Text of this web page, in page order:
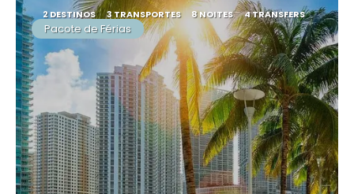
2 DESTINOS 3 TRANSPORTES 8 NOITES 4 TRANSFERS
Pacote de Férias